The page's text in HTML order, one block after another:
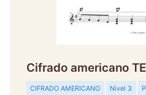
Cifrado americano
CIFRADO AMERICANO Nivel 3